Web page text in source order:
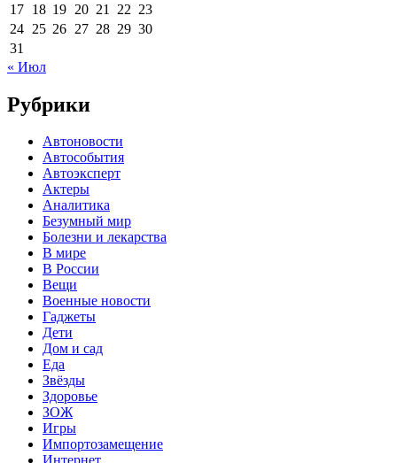
17 18 19 20 21 22 23
24 25 26 27 28 29 30
31
« Июл
Рубрики
Автоновости
Автособытия
Автоэксперт
Актеры
Аналитика
Безумный мир
Болезни и лекарства
В мире
В России
Вещи
Военные новости
Гаджеты
Дети
Дом и сад
Еда
Звёзды
Здоровье
ЗОЖ
Игры
Импортозамещение